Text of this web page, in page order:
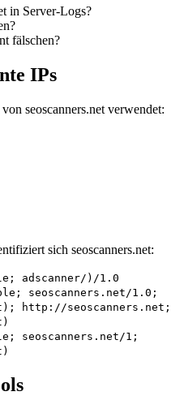
in Server-Logs?
fälschen?
IPs
seoscanners.net verwendet:
sich seoscanners.net:
adscanner/)/1.0
seoscanners.net/1.0;
http://seoscanners.net;
seoscanners.net/1;